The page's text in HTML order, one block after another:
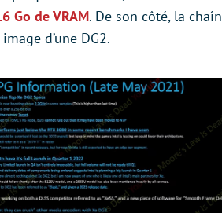
Go de VRAM. De son côté, la
d’une DG2.